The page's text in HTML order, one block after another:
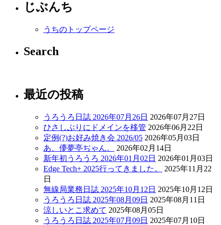
じぶんち
うちのトップページ
Search
最近の投稿
うろうろ日誌 2026年07月26日 2026年07月27日
ひさしぶりにドメインを移管 2026年06月22日
定例(?)お好み焼き会 2026/05 2026年05月03日
あ、儚夢亭ぢゃん。
2026年02月14日
新年初うろうろ 2026年01月02日 2026年01月03日
Edge Tech+ 2025行ってきました。
2025年11月22
日
無線局業務日誌 2025年10月12日 2025年10月12日
うろうろ日誌 2025年08月09日 2025年08月11日
涼しいとこ求めて 2025年08月05日
うろうろ日誌 2025年07月09日 2025年07月10日